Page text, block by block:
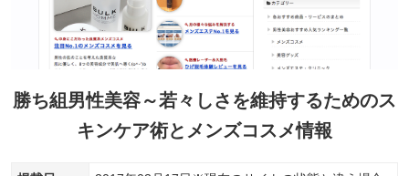
勝ち組男性美容～若々しさを維持するためのス
キンケア術とメンズコスメ情報